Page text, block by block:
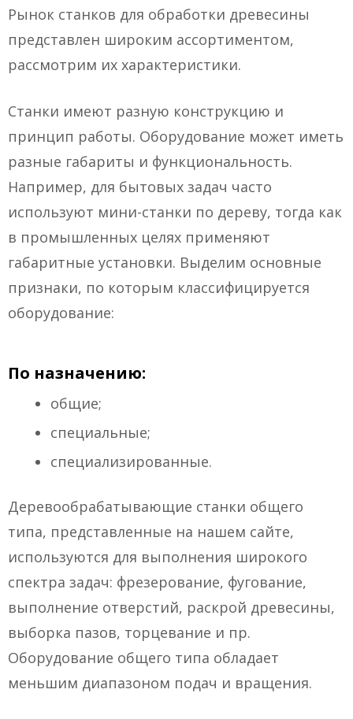
Рынок станков для обработки древесины
представлен широким ассортиментом,
рассмотрим их характеристики.
Станки имеют разную конструкцию и
принцип работы. Оборудование может иметь
разные габариты и функциональность.
Например, для бытовых задач часто
используют мини-станки по дереву, тогда как
в промышленных целях применяют
габаритные установки. Выделим основные
признаки, по которым классифицируется
оборудование:
По назначению:
общие;
специальные;
специализированные.
Деревообрабатывающие станки общего
типа, представленные на нашем сайте,
используются для выполнения широкого
спектра задач: фрезерование, фугование,
выполнение отверстий, раскрой древесины,
выборка пазов, торцевание и пр.
Оборудование общего типа обладает
меньшим диапазоном подач и вращения.